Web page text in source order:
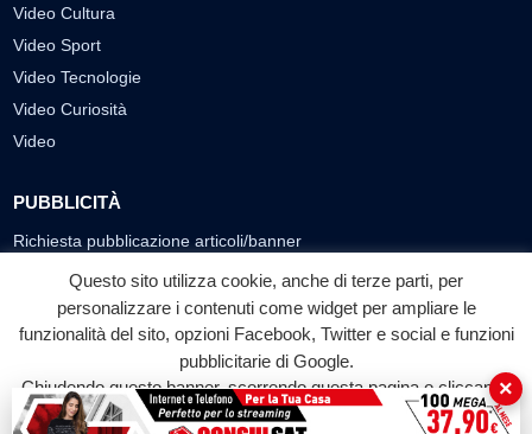
Video Cultura
Video Sport
Video Tecnologie
Video Curiosità
Video
PUBBLICITÀ
Richiesta pubblicazione articoli/banner
SEGUICI SUI SOCIAL
f
Facebook
◎ ▶
YouTube
Questo sito utilizza cookie, anche di terze parti, per
personalizzare i contenuti come widget per ampliare le
funzionalità del sito, opzioni Facebook, Twitter e social e funzioni
pubblicitarie di Google.
Chiudendo questo banner, scorrendo questa pagina o cliccando
su qualunque suo elemento acconsenti all'uso dei cookie.
×